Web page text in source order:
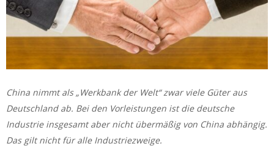
China nimmt als „Werkbank der Welt“ zwar viele Güter aus
Deutschland ab. Bei den Vorleistungen ist die deutsche
Industrie insgesamt aber nicht übermäßig von China abhängig.
Das gilt nicht für alle Industriezweige.